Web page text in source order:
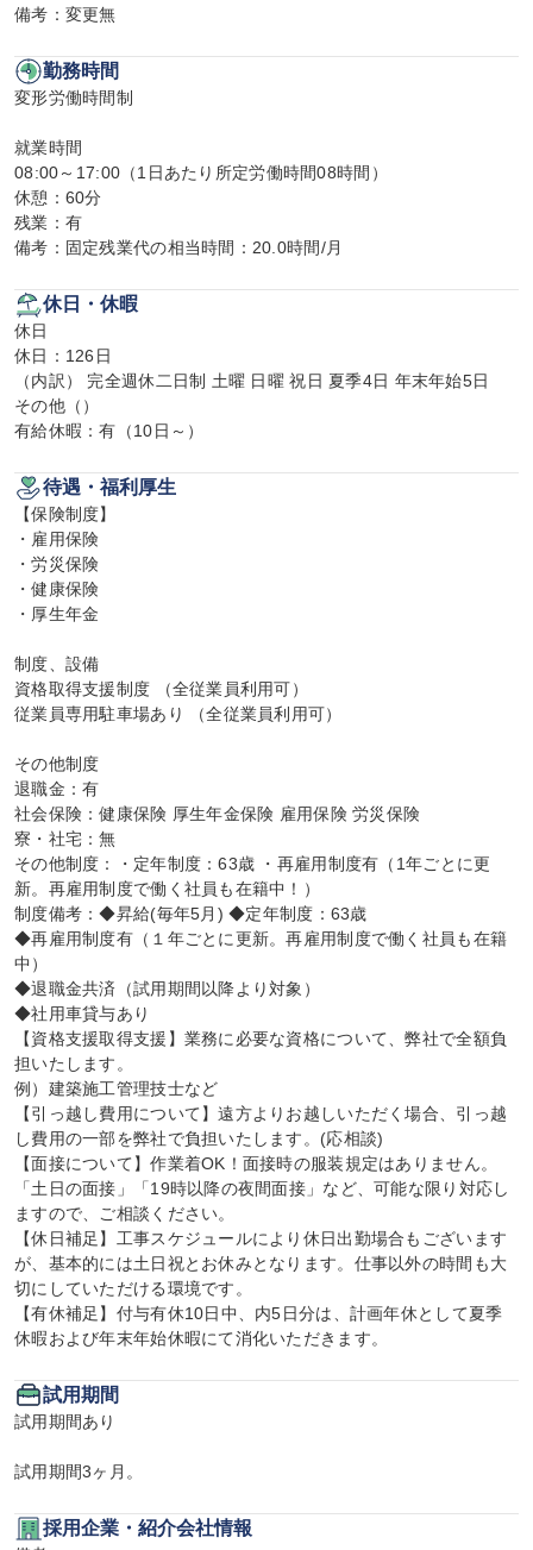
備考：変更無
勤務時間
変形労働時間制
就業時間
08:00～17:00（1日あたり所定労働時間08時間）
休憩：60分
残業：有
備考：固定残業代の相当時間：20.0時間/月
休日・休暇
休日
休日：126日
（内訳） 完全週休二日制 土曜 日曜 祝日 夏季4日 年末年始5日
その他（）
有給休暇：有（10日～）
待遇・福利厚生
【保険制度】
・雇用保険
・労災保険
・健康保険
・厚生年金
制度、設備
資格取得支援制度 （全従業員利用可）
従業員専用駐車場あり （全従業員利用可）
その他制度
退職金：有
社会保険：健康保険 厚生年金保険 雇用保険 労災保険
寮・社宅：無
その他制度：・定年制度：63歳 ・再雇用制度有（1年ごとに更
新。再雇用制度で働く社員も在籍中！）
制度備考：◆昇給(毎年5月) ◆定年制度：63歳
◆再雇用制度有（１年ごとに更新。再雇用制度で働く社員も在籍
中）
◆退職金共済（試用期間以降より対象）
◆社用車貸与あり
【資格支援取得支援】業務に必要な資格について、弊社で全額負
担いたします。
例）建築施工管理技士など
【引っ越し費用について】遠方よりお越しいただく場合、引っ越
し費用の一部を弊社で負担いたします。(応相談)
【面接について】作業着OK！面接時の服装規定はありません。
「土日の面接」「19時以降の夜間面接」など、可能な限り対応し
ますので、ご相談ください。
【休日補足】工事スケジュールにより休日出勤場合もございます
が、基本的には土日祝とお休みとなります。仕事以外の時間も大
切にしていただける環境です。
【有休補足】付与有休10日中、内5日分は、計画年休として夏季
休暇および年末年始休暇にて消化いただきます。
試用期間
試用期間あり
試用期間3ヶ月。
採用企業・紹介会社情報